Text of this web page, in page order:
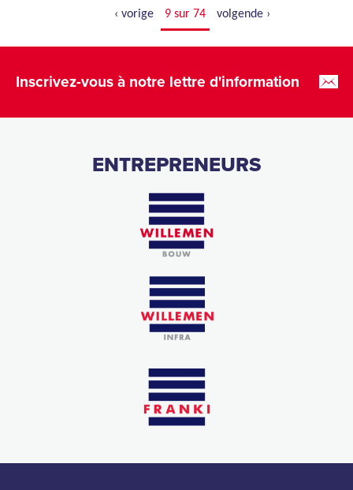
‹ vorige 9 sur 74 volgende ›
Inscrivez-vous à notre lettre d'information
ENTREPRENEURS